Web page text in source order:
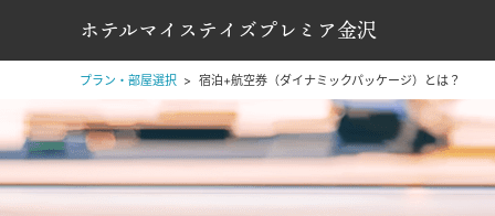
ホテルマイステイズプレミア金沢
プラン・部屋選択 宿泊+航空券（ダイナミックパッケージ）とは？